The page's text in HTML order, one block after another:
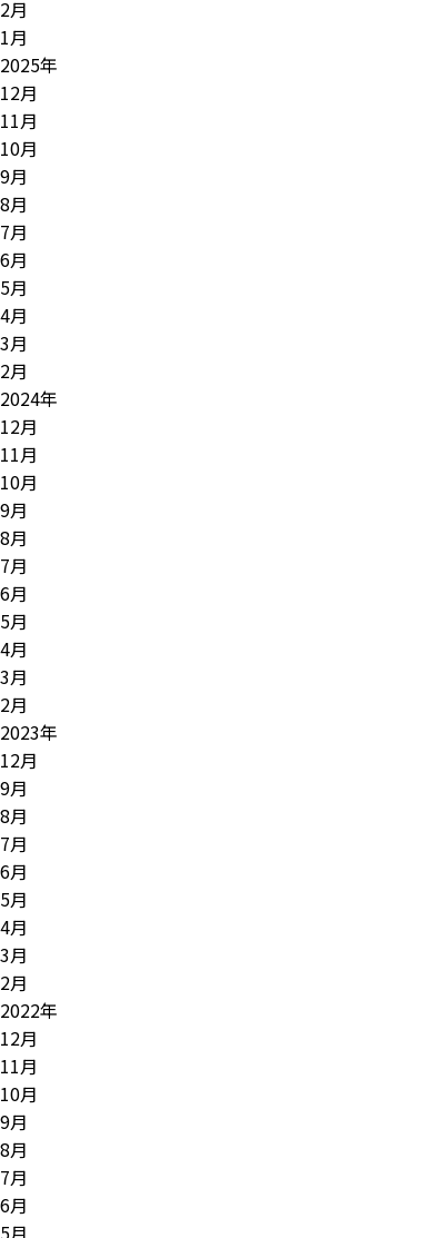
2月
1月
2025年
12月
11月
10月
9月
8月
7月
6月
5月
4月
3月
2月
2024年
12月
11月
10月
9月
8月
7月
6月
5月
4月
3月
2月
2023年
12月
9月
8月
7月
6月
5月
4月
3月
2月
2022年
12月
11月
10月
9月
8月
7月
6月
5月